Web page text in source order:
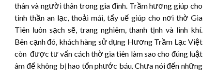
thân và người thân trong gia đình. Trầm hương giúp cho
tinh thần an lạc, thoải mái, tẩy uế giúp cho nơi thờ Gia
Tiên luôn sạch sẽ, trang nghiêm, thanh tịnh và linh khí.
Bên cạnh đó, khách hàng sử dụng Hương Trầm Lạc Việt
còn được tư vấn cách thờ gia tiên làm sao cho đúng luật
âm để không bị hao tổn phước báu. Chưa nói đến những